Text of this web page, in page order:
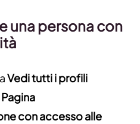
una persona con
Vedi tutti i profili
con accesso alle